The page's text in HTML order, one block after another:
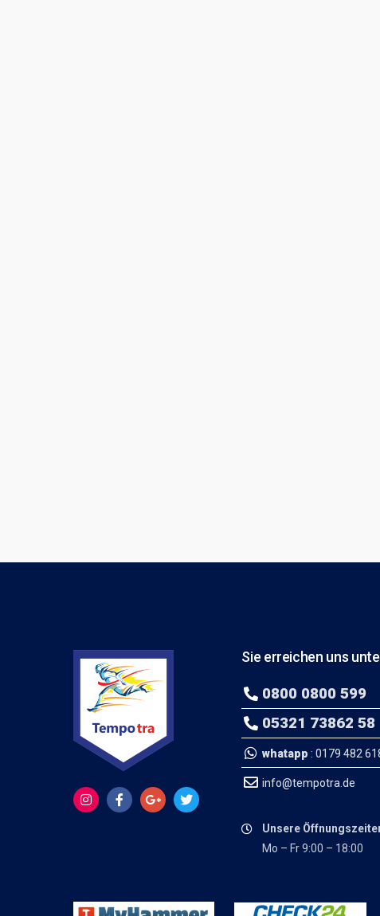
Sie erreichen uns
0800 0800 599
05321 73862 58
whatapp : 0179 482
info@tempotra.de
Unsere
Mo – Fr 9:00 – 18:00